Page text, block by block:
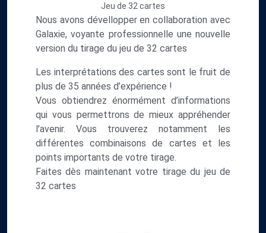
Jeu de 32 cartes
Nous avons dévellopper en collaboration avec
Galaxie, voyante professionnelle une nouvelle
version du tirage du jeu de 32 cartes
Les interprétations des cartes sont le fruit de
plus de 35 années d’expérience !
Vous obtiendrez énormément d’informations
qui vous permettrons de mieux appréhender
l’avenir. Vous trouverez notamment les
différentes combinaisons de cartes et les
points importants de votre tirage.
Faites dès maintenant votre tirage du jeu de
32 cartes